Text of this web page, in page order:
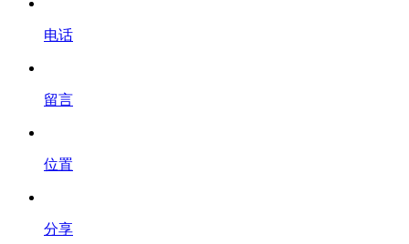
电话
留言
位置
分享